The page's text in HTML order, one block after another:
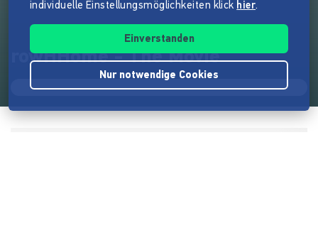
rowHHome - The Movie
individuelle Einstellungsmöglichkeiten klick hier.
Einverstanden
Nur notwendige Cookies